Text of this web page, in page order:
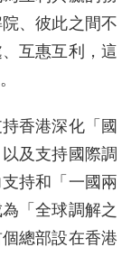
、彼此之間不
互惠互利，這
香港深化「國
及支持國際調
持和「一國兩
「全球調解之
總部設在香港